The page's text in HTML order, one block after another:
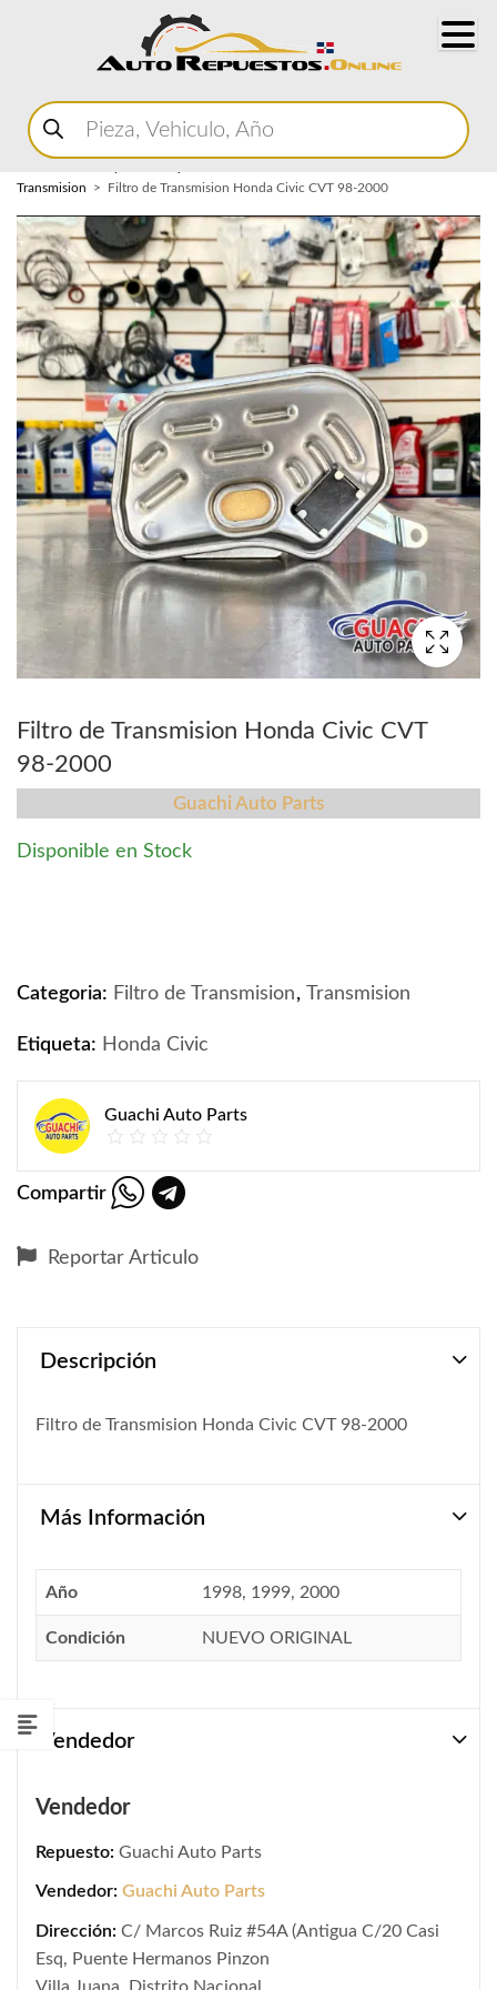
Buscar
productos
Transmision
Filtro de Transmision Honda Civic CVT 98-2000
Filtro de Transmision Honda Civic CVT
98-2000
Guachi Auto Parts
Disponible en Stock
Categoria: Filtro de Transmision, Transmision
Etiqueta: Honda Civic
Guachi Auto Parts
Compartir
Reportar Articulo
Descripción
Filtro de Transmision Honda Civic CVT 98-2000
Más Información
Año 1998, 1999, 2000
Condición NUEVO ORIGINAL
Vendedor
Vendedor
Repuesto: Guachi Auto Parts
Vendedor: Guachi Auto Parts
Dirección: C/ Marcos Ruiz #54A (Antigua C/20 Casi
Esq, Puente Hermanos Pinzon